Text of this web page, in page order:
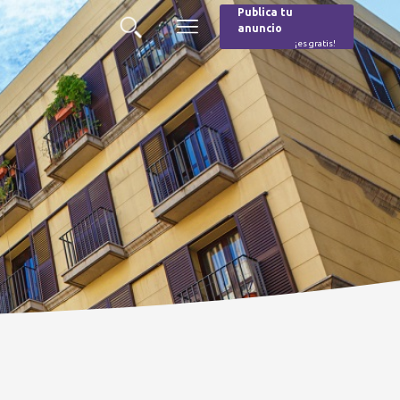
Buscar
Menú
Burger
Publica tu
anuncio
¡es gratis!